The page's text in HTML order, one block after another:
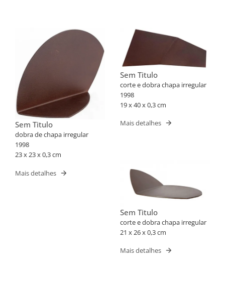
Sem Titulo
dobra de chapa irregular
1998
23 x 23 x 0,3 cm
Mais detalhes
Sem Titulo
corte e dobra chapa irregular
1998
19 x 40 x 0,3 cm
Mais detalhes
Sem Titulo
corte e dobra chapa irregular
21 x 26 x 0,3 cm
Mais detalhes